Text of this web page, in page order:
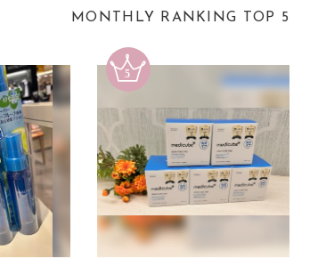
MONTHLY RANKING TOP 5